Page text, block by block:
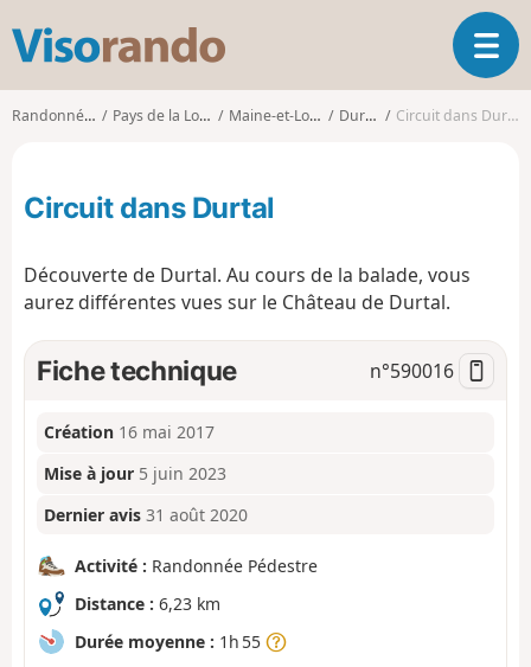
s
o
O
u
v
g
a
Randonnées Pays de la Loire Maine-et-Loire Durtal Circuit dans Durtal
Circuit dans Durtal
Découverte de Durtal. Au cours de la balade, vous
aurez différentes vues sur le Château de Durtal.
Fiche technique n°590016
Création 16 mai 2017
Mise à jour 5 juin 2023
Dernier avis 31 août 2020
Activité : Randonnée Pédestre
Distance : 6,23 km
Durée moyenne : 1h 55